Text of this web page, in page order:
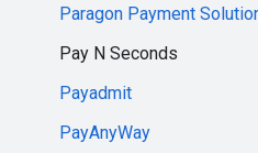
Paragon Payment
Pay N Seconds
Payadmit
PayAnyWay